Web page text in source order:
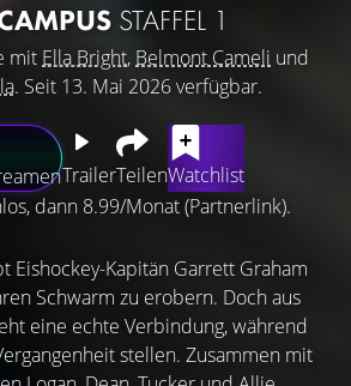
STAFFEL 1
mit Ella Bright, Belmont Cameli und
. Seit 13. Mai 2026 verfügbar.
TrailerTeilenWatchlist
dann 8.99/Monat (Partnerlink).
Eishockey-Kapitän Garrett Graham
Schwarm zu erobern. Doch aus
eine echte Verbindung, während
stellen. Zusammen mit